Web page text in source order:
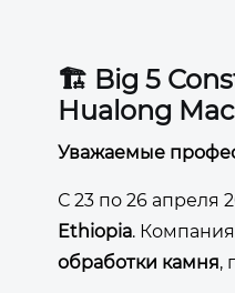
🏗️ Big 5
Hualong
Уважаемые
С 23 по 26 апреля
Ethiopia. Компания
обработки камня,